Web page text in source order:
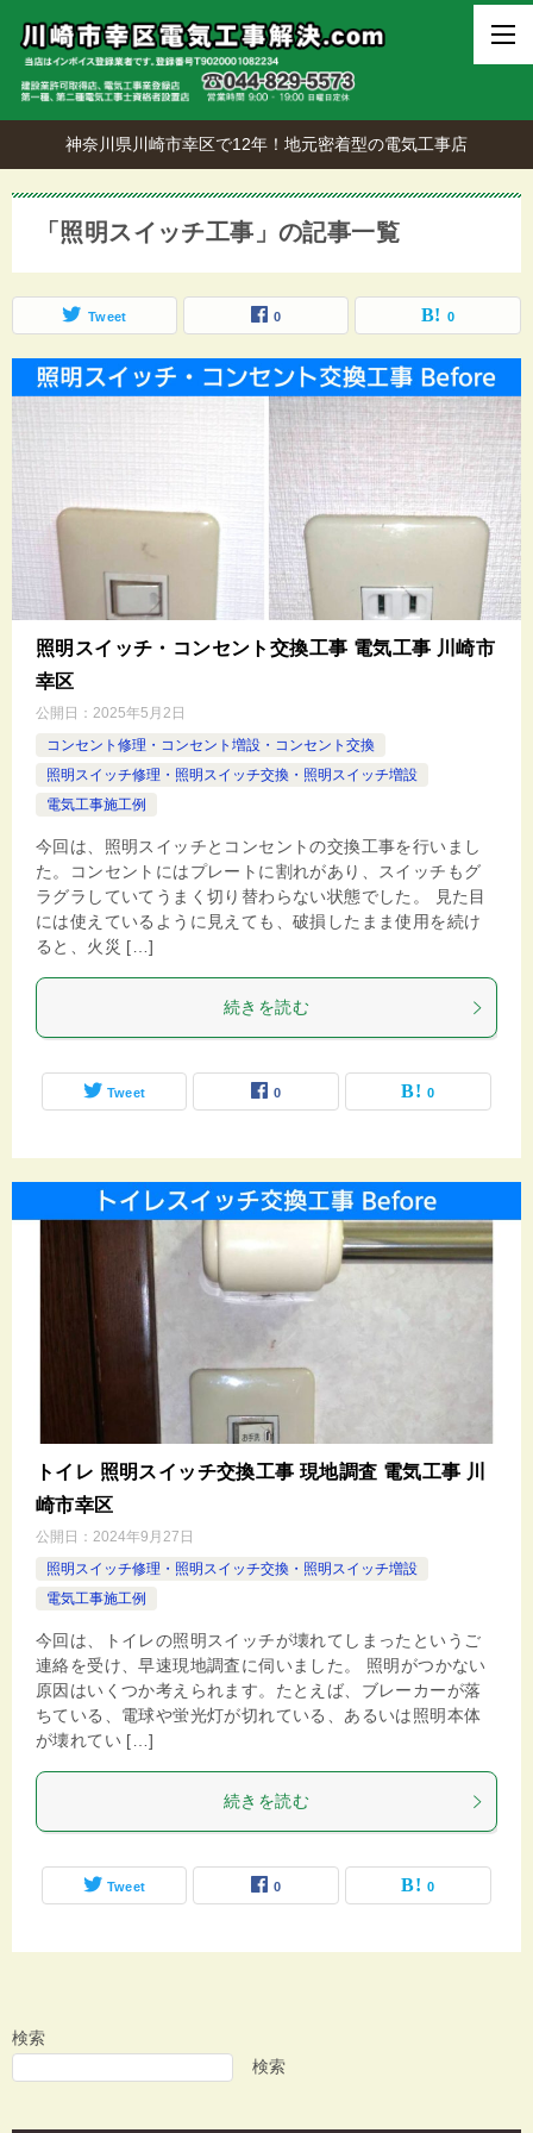
神奈川県川崎市幸区で12年！地元密着型の電気工事店
「照明スイッチ工事」の記事一覧
Tweet 0 0
照明スイッチ・コンセント交換工事 電気工事 川崎市
幸区
公開日： 2025年5月2日
コンセント修理・コンセント増設・コンセント交換
照明スイッチ修理・照明スイッチ交換・照明スイッチ増設
電気工事施工例
今回は、照明スイッチとコンセントの交換工事を行いまし
た。コンセントにはプレートに割れがあり、スイッチもグ
ラグラしていてうまく切り替わらない状態でした。 見た目
には使えているように見えても、破損したまま使用を続け
ると、火災 […]
続きを読む
Tweet 0 0
トイレ 照明スイッチ交換工事 現地調査 電気工事 川
崎市幸区
公開日： 2024年9月27日
照明スイッチ修理・照明スイッチ交換・照明スイッチ増設
電気工事施工例
今回は、トイレの照明スイッチが壊れてしまったというご
連絡を受け、早速現地調査に伺いました。 照明がつかない
原因はいくつか考えられます。たとえば、ブレーカーが落
ちている、電球や蛍光灯が切れている、あるいは照明本体
が壊れてい […]
続きを読む
Tweet 0 0
検索
検索